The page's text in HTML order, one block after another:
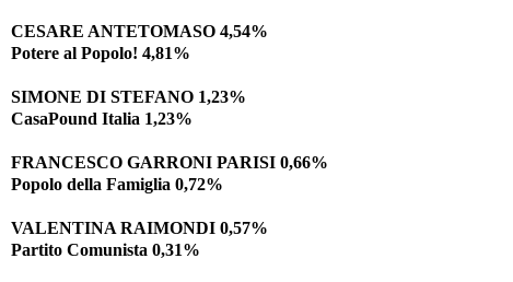
CESARE ANTETOMASO 4,54%
Potere al Popolo! 4,81%
SIMONE DI STEFANO 1,23%
CasaPound Italia 1,23%
FRANCESCO GARRONI PARISI 0,66%
Popolo della Famiglia 0,72%
VALENTINA RAIMONDI 0,57%
Partito Comunista 0,31%